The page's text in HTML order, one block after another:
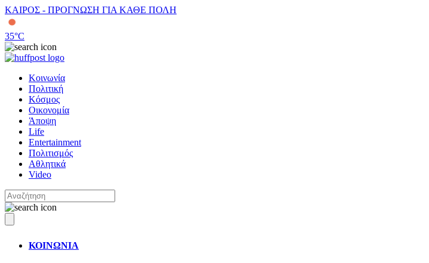
ΚΑΙΡΟΣ - ΠΡΟΓΝΩΣΗ ΓΙΑ ΚΑΘΕ ΠΟΛΗ
35°C
Κοινωνία
Πολιτική
Κόσμος
Οικονομία
Άποψη
Life
Entertainment
Πολιτισμός
Αθλητικά
Video
ΚΟΙΝΩΝΙΑ